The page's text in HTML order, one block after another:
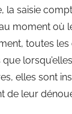
la saisie
moment où
toutes
elles sont
de leur